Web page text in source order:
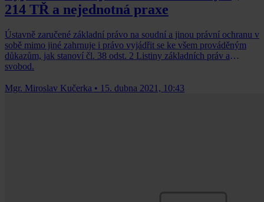
214 TŘ a nejednotná praxe
Ústavně zaručené základní právo na soudní a jinou právní ochranu v
sobě mimo jiné zahrnuje i právo vyjádřit se ke všem prováděným
důkazům, jak stanoví čl. 38 odst. 2 Listiny základních práv a
svobod.
Mgr. Miroslav Kučerka • 15. dubna 2021, 10:43